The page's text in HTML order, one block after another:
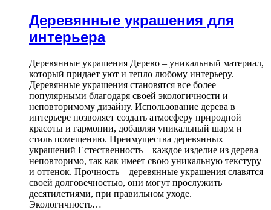
Деревянные украшения для
интерьера
Деревянные украшения Дерево – уникальный материал,
который придает уют и тепло любому интерьеру.
Деревянные украшения становятся все более
популярными благодаря своей экологичности и
неповторимому дизайну. Использование дерева в
интерьере позволяет создать атмосферу природной
красоты и гармонии, добавляя уникальный шарм и
стиль помещению. Преимущества деревянных
украшений Естественность – каждое изделие из дерева
неповторимо, так как имеет свою уникальную текстуру
и оттенок. Прочность – деревянные украшения славятся
своей долговечностью, они могут прослужить
десятилетиями, при правильном уходе.
Экологичность…